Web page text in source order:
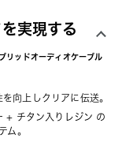
実現する
リッドオーディオケーブル
向上しクリアに伝送。
+ チタン入りレジン の
ム。